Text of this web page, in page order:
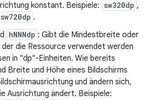
konstant. Beispiele: sw320dp ,
sw720dp .
hNNNdp : Gibt die Mindestbreite oder
der die Ressource verwendet werden
in "dp"-Einheiten. Wie bereits
Breite und Höhe eines Bildschirms
und ändern sich,
Ausrichtung ändert. Beispiele: